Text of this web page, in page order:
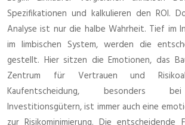
Spezifikationen und kalkulieren den ROI.
Analyse ist nur die halbe Wahrheit. Tief im
im limbischen System, werden die
gestellt. Hier sitzen die Emotionen, das
Zentrum für Vertrauen und
Kaufentscheidung, besonders
Investitionsgütern, ist immer auch eine